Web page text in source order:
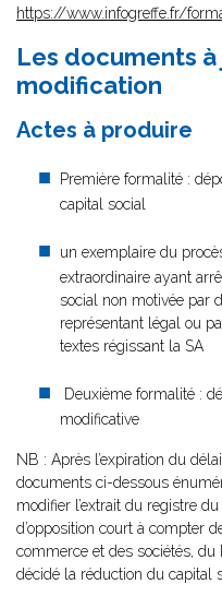
https://www.infogreffe.fr/
Les documents
modification
Actes à produire
Première formalité :
capital social
un exemplaire du
extraordinaire ayant
social non motivée par
représentant légal ou
textes régissant la SA
Deuxième formalité :
modificative
NB : Après l’expiration du
documents ci-dessous
modifier l’extrait du registre
d’opposition court à compter
commerce et des sociétés,
décidé la réduction du capital